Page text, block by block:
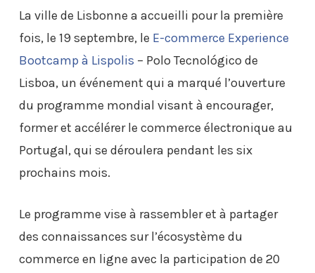
La ville de Lisbonne a accueilli pour la première
fois, le 19 septembre, le E-commerce Experience
Bootcamp à Lispolis – Polo Tecnológico de
Lisboa, un événement qui a marqué l’ouverture
du programme mondial visant à encourager,
former et accélérer le commerce électronique au
Portugal, qui se déroulera pendant les six
prochains mois.
Le programme vise à rassembler et à partager
des connaissances sur l’écosystème du
commerce en ligne avec la participation de 20